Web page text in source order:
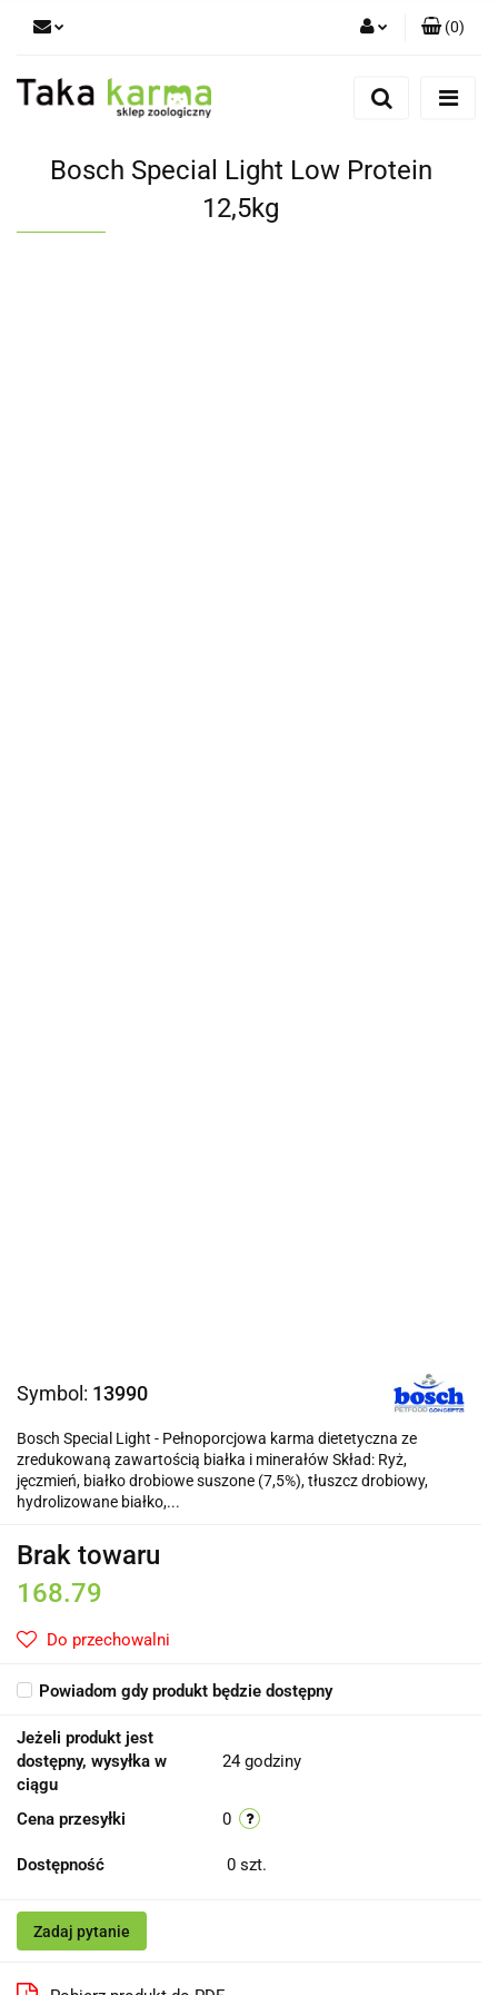
Zaloguj się
Zgody cookies
(0)
Bosch Special Light Low Protein
12,5kg
Symbol: 13990
Bosch Special Light - Pełnoporcjowa karma dietetyczna ze
zredukowaną zawartością białka i minerałów Skład: Ryż,
jęczmień, białko drobiowe suszone (7,5%), tłuszcz drobiowy,
hydrolizowane białko,...
Brak towaru
168.79
Do przechowalni
Powiadom gdy produkt będzie dostępny
Jeżeli produkt jest
dostępny, wysyłka w
ciągu
24 godziny
Cena przesyłki 0
Dostępność 0 szt.
Zadaj pytanie